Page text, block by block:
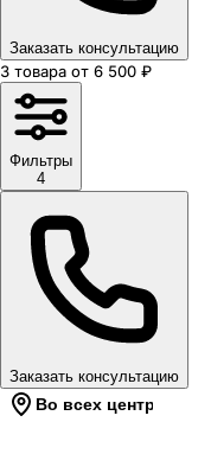
Заказать консультацию
3 товара от 6 500 ₽
Фильтры
4
Заказать консультацию
Во всех центрах